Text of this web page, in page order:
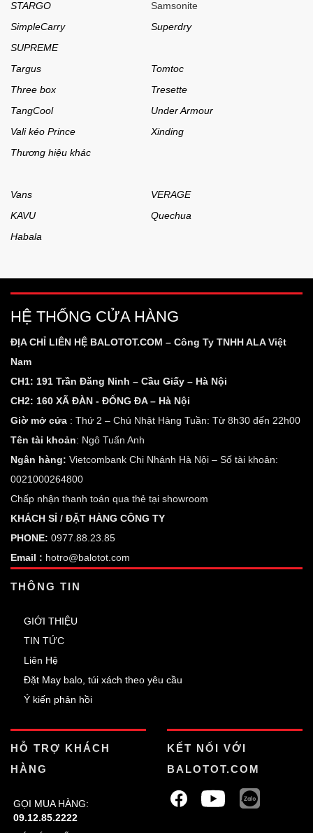
STARGO
Samsonite
SimpleCarry
Superdry
SUPREME
Targus
Tomtoc
Three box
Tresette
TangCool
Under Armour
Vali kéo Prince
Xinding
Thương hiệu khác
Vans
VERAGE
KAVU
Quechua
Habala
HỆ THỐNG CỬA HÀNG
ĐỊA CHỈ LIÊN HỆ BALOTOT.COM – Công Ty TNHH ALA Việt
Nam
CH1: 191 Trần Đăng Ninh – Cầu Giấy – Hà Nội
CH2: 160 XÃ ĐÀN - ĐỐNG ĐA – Hà Nội
Giờ mở cửa : Thứ 2 – Chủ Nhật Hàng Tuần: Từ 8h30 đến 22h00
Tên tài khoản: Ngô Tuấn Anh
Ngân hàng: Vietcombank Chi Nhánh Hà Nội – Số tài khoản:
0021000264800
Chấp nhận thanh toán qua thẻ tại showroom
KHÁCH SỈ / ĐẶT HÀNG CÔNG TY
PHONE: 0977.88.23.85
Email : hotro@balotot.com
THÔNG TIN
GIỚI THIỆU
TIN TỨC
Liên Hệ
Đặt May balo, túi xách theo yêu cầu
Ý kiến phản hồi
HỖ TRỢ KHÁCH
HÀNG
GỌI MUA HÀNG:
09.12.85.2222
KẾT NỐI VỚI
BALOTOT.COM